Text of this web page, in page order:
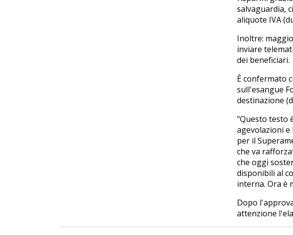
salvaguardia,
aliquote IVA
Inoltre:
inviare
dei beneficiari.
È confermato
sull'esangue
destinazione
"Questo testo
agevolazioni e
per il
che va
che oggi
disponibili al
interna. Ora è
Dopo
attenzione